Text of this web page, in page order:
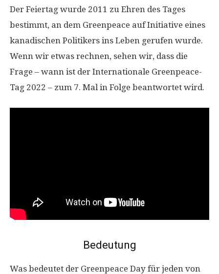
Der Feiertag wurde 2011 zu Ehren des Tages
bestimmt, an dem Greenpeace auf Initiative eines
kanadischen Politikers ins Leben gerufen wurde.
Wenn wir etwas rechnen, sehen wir, dass die
Frage – wann ist der Internationale Greenpeace-
Tag 2022 – zum 7. Mal in Folge beantwortet wird.
Bedeutung
Was bedeutet der Greenpeace Day für jeden von